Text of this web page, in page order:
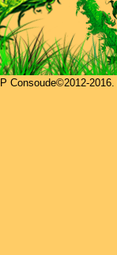
Consoude©2012-2016.